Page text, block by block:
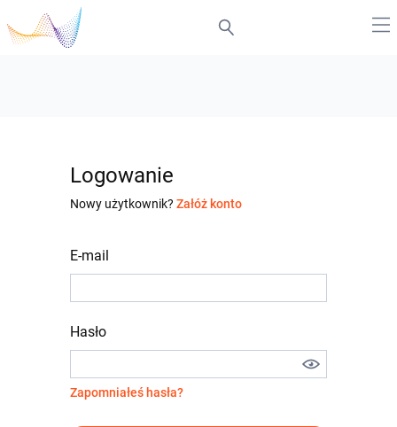
Logowanie
Nowy użytkownik? Załóż konto
E-mail
Hasło
Zapomniałeś hasła?